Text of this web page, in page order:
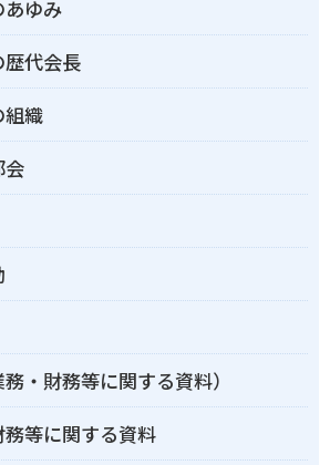
あゆみ
歴代会長
組織
会
・財務等に関する資料）
等に関する資料